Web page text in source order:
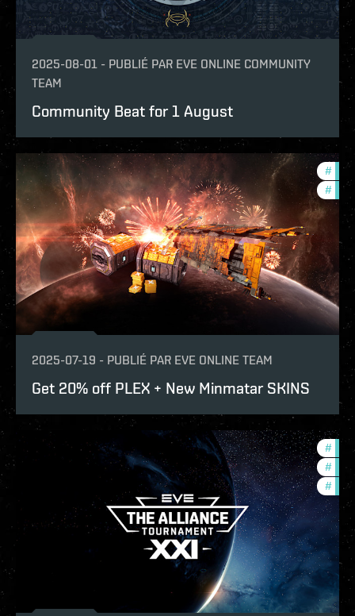
2025-08-01 - PUBLIÉ PAR EVE ONLINE COMMUNITY
TEAM
Community Beat for 1 August
#
#
2025-07-19 - PUBLIÉ PAR EVE ONLINE TEAM
Get 20% off PLEX + New Minmatar SKINS
#
#
# pvp